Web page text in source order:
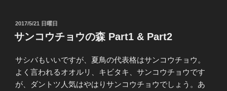
投
稿
日:
2017/5/21 日曜日
サンコウチョウの森 Part1 & Part2
サシバもいいですが、夏鳥の代表格はサンコウチョウ。
よく言われるオオルリ、キビタキ、サンコウチョウです
が、ダントツ人気はやはりサンコウチョウでしょう。あ